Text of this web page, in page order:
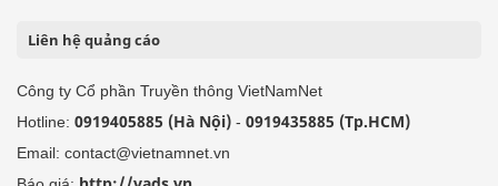
Liên hệ quảng cáo
Công ty Cổ phần Truyền thông VietNamNet
Hotline: 0919405885 (Hà Nội) - 0919435885 (Tp.HCM)
Email: contact@vietnamnet.vn